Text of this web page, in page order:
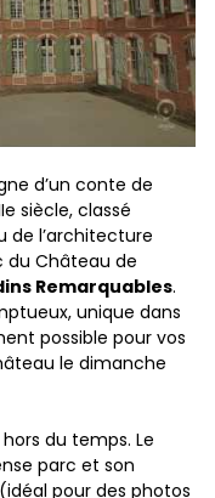
d’un conte de
siècle, classé
de l’architecture
du Château de
Remarquables.
unique dans
possible pour vos
le dimanche
du temps. Le
parc et son
pour des photos